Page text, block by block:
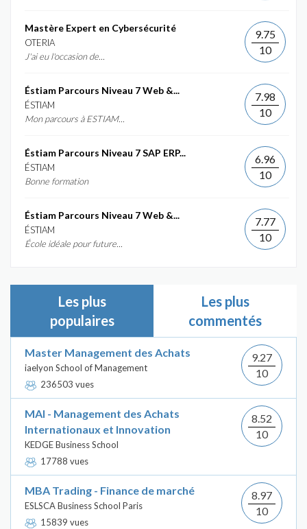
Mastère Expert en Cybersécurité
OTERIA
J'ai eu l'occasion de...
9.75
10
Éstiam Parcours Niveau 7 Web &...
ÉSTIAM
Mon parcours à ESTIAM...
7.98
10
Éstiam Parcours Niveau 7 SAP ERP...
ÉSTIAM
Bonne formation
6.96
10
Éstiam Parcours Niveau 7 Web &...
ÉSTIAM
École idéale pour future...
7.77
10
Les plus
populaires
Les plus
commentés
Master Management des Achats
iaelyon School of Management
236503 vues
9.27
10
MAI - Management des Achats
Internationaux et Innovation
KEDGE Business School
17788 vues
8.52
10
MBA Trading - Finance de marché
ESLSCA Business School Paris
15839 vues
8.97
10